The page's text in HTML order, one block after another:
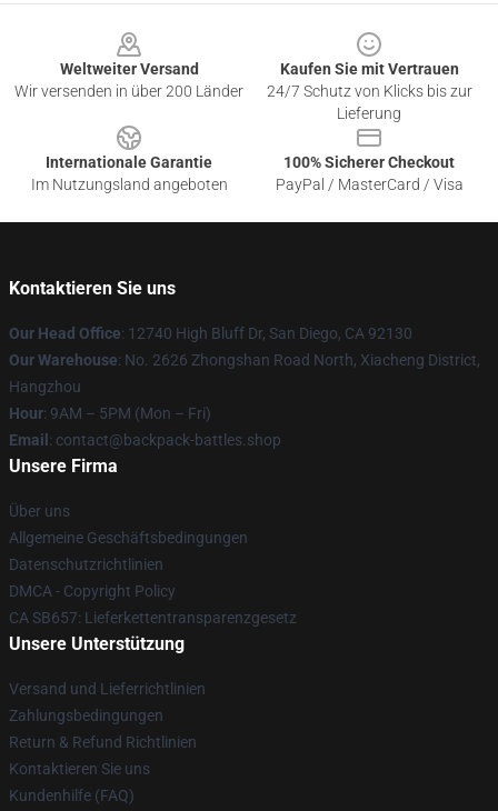
Weltweiter Versand
Wir versenden in über 200 Länder
Kaufen Sie mit Vertrauen
24/7 Schutz von Klicks bis zur
Lieferung
Internationale Garantie
Im Nutzungsland angeboten
100% Sicherer Checkout
PayPal / MasterCard / Visa
Kontaktieren Sie uns
Our Head Office: 12740 High Bluff Dr, San Diego, CA 92130
Our Warehouse: No. 2626 Zhongshan Road North, Xiacheng District,
Hangzhou
Hour: 9AM – 5PM (Mon – Fri)
Email : contact@backpack-battles.shop
Unsere Firma
Über uns
Allgemeine Geschäftsbedingungen
Datenschutzrichtlinien
DMCA - Copyright Policy
CA SB657: Lieferkettentransparenzgesetz
Unsere Unterstützung
Versand und Lieferrichtlinien
Zahlungsbedingungen
Return & Refund Richtlinien
Kontaktieren Sie uns
Kundenhilfe (FAQ)